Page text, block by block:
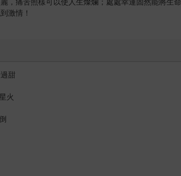
，痛苦照樣可以使人生燦爛；處處幸運固然能將
激情！
甜
火